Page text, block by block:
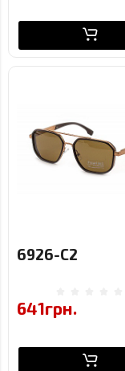
6926-C2
641грн.